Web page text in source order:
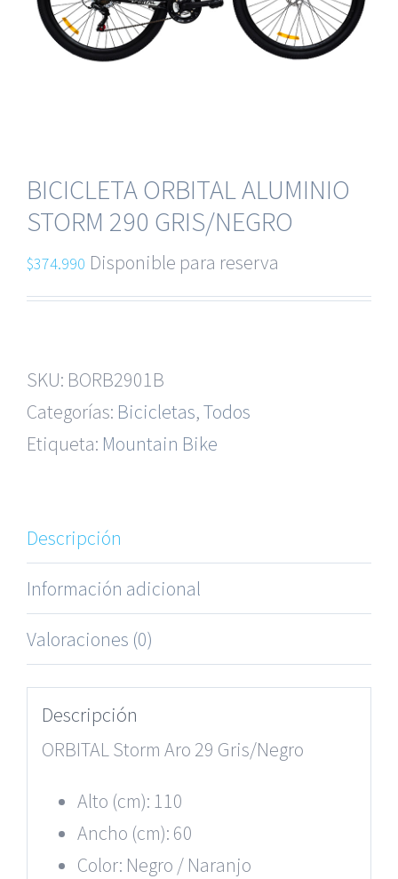
BICICLETA ORBITAL ALUMINIO
STORM 290 GRIS/NEGRO
$374.990 Disponible para reserva
SKU: BORB2901B
Categorías: Bicicletas,Todos
Etiqueta: Mountain Bike
Descripción
Información adicional
Valoraciones (0)
Descripción
ORBITAL Storm Aro 29 Gris/Negro
Alto (cm): 110
Ancho (cm): 60
Color: Negro / Naranjo